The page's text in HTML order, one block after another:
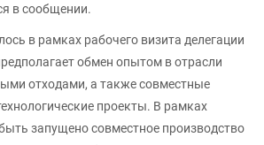
в сообщении.
в рамках рабочего визита делегации
обмен опытом в отрасли
отходами, а также совместные
проекты. В рамках
запущено совместное производство